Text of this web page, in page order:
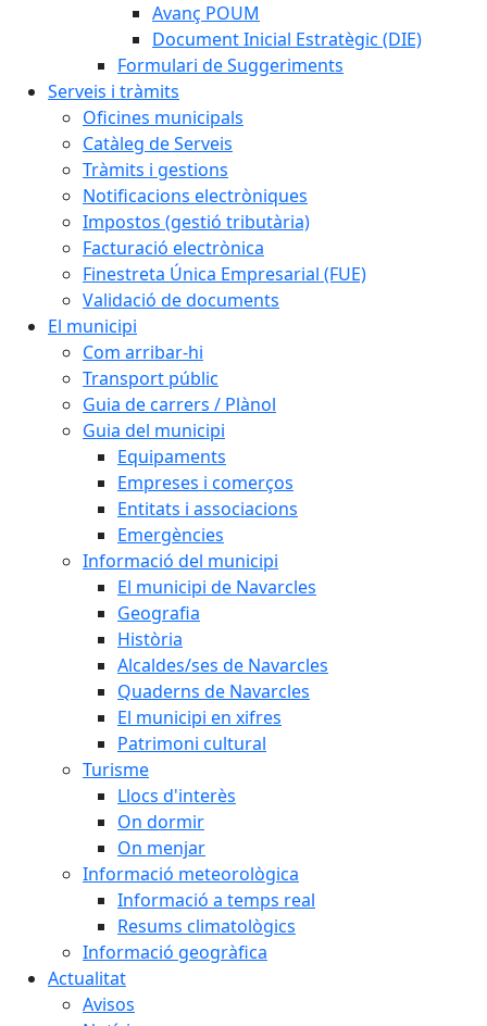
Avanç POUM
Document Inicial Estratègic (DIE)
Formulari de Suggeriments
Serveis i tràmits
Oficines municipals
Catàleg de Serveis
Tràmits i gestions
Notificacions electròniques
Impostos (gestió tributària)
Facturació electrònica
Finestreta Única Empresarial (FUE)
Validació de documents
El municipi
Com arribar-hi
Transport públic
Guia de carrers / Plànol
Guia del municipi
Equipaments
Empreses i comerços
Entitats i associacions
Emergències
Informació del municipi
El municipi de Navarcles
Geografia
Història
Alcaldes/ses de Navarcles
Quaderns de Navarcles
El municipi en xifres
Patrimoni cultural
Turisme
Llocs d'interès
On dormir
On menjar
Informació meteorològica
Informació a temps real
Resums climatològics
Informació geogràfica
Actualitat
Avisos